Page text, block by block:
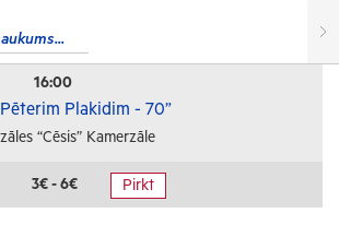
16:00
Plakidim - 70”
“Cēsis” Kamerzāle
3€ - 6€ Pirkt